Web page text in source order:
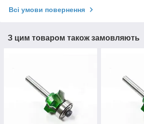
Всі умови повернення
З цим товаром також замовляють